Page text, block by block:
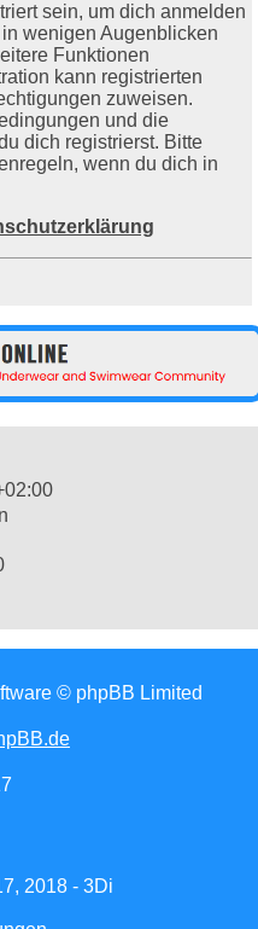
sein, um dich anmelden
wenigen Augenblicken
Funktionen
kann registrierten
zuweisen.
und die
dich registrierst. Bitte
wenn du dich in
© phpBB Limited
2018 - 3Di